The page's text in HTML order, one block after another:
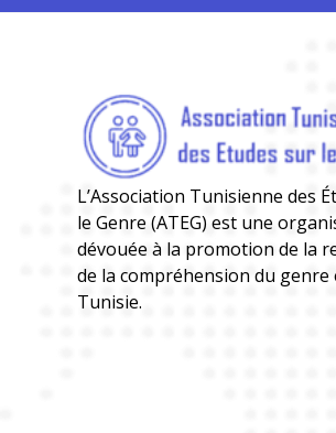
L’Association Tunisienne des
le Genre (ATEG) est une
dévouée à la promotion de la
de la compréhension du genre
Tunisie.